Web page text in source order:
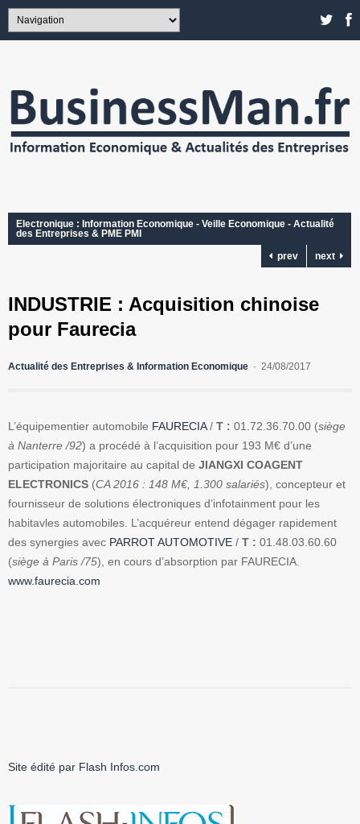
Electronique : Information Economique - Veille Economique - Actualité
des Entreprises & PME PMI
prev
next
INDUSTRIE : Acquisition chinoise
pour Faurecia
Actualité des Entreprises & Information Economique 24/08/2017
L’équipementier automobile FAURECIA/ T : 01.72.36.70.00 (siège
à Nanterre /92) a procédé à l’acquisition pour 193 M€ d’une
participation majoritaire au capital de JIANGXI COAGENT
ELECTRONICS (CA 2016 : 148 M€, 1.300 salariés), concepteur et
fournisseur de solutions électroniques d’infotainment pour les
habitavles automobiles. L’acquéreur entend dégager rapidement
des synergies avec PARROT AUTOMOTIVE / T : 01.48.03.60.60
(siège à Paris /75), en cours d’absorption par FAURECIA.
www.faurecia.com
Site édité par Flash Infos.com